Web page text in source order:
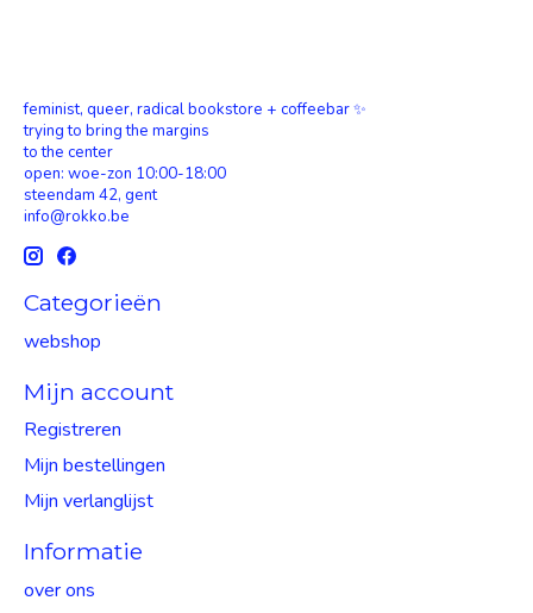
feminist, queer, radical bookstore + coffeebar ✨
trying to bring the margins
to the center
open: woe-zon 10:00-18:00
steendam 42, gent
info@rokko.be
Categorieën
webshop
Mijn account
Registreren
Mijn bestellingen
Mijn verlanglijst
Informatie
over ons